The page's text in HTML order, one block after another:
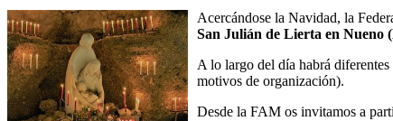
Acercándose la Navidad, la
San Julián de Lierta en Nueno
A lo largo del día habrá
motivos de organización).
Desde la FAM os invitamos a